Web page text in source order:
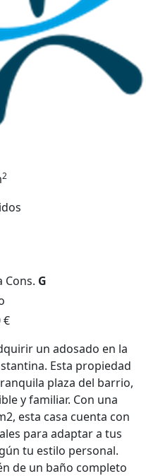
2
Cons. G
€
un adosado en la
Esta propiedad
plaza del barrio,
y familiar. Con una
esta casa cuenta con
para adaptar a tus
tu estilo personal.
de un baño completo